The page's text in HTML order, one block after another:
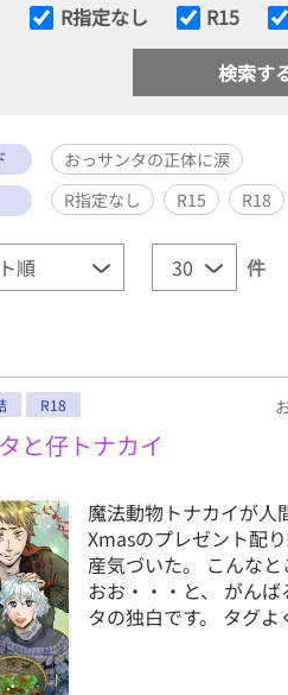
R指定なし R15
おっサンタの正体に涙
R指定なし R15 R18
件
R18
と仔トナカイ
魔法動物トナカイが人
Xmasのプレゼント配
産気づいた。 こんな
おお・・・と、 がん
タの独白です。 タグ